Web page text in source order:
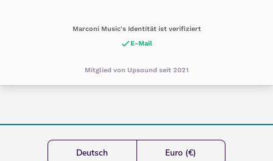
Marconi Music's Identität ist verifiziert
E-Mail
Mitglied von Upsound seit 2021
Deutsch Euro (€)